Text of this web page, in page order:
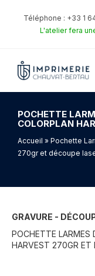
Téléphone : +33 1
L'atelier fera
POCHETTE
COLORPLAN
Accueil » Pochette
270gr et découpe
GRAVURE -
POCHETTE LARMES
HARVEST 270GR ET